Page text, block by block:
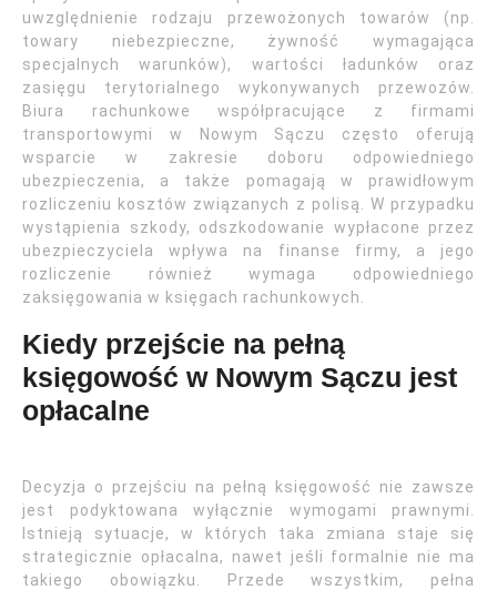
uwzględnienie rodzaju przewożonych towarów (np.
towary niebezpieczne, żywność wymagająca
specjalnych warunków), wartości ładunków oraz
zasięgu terytorialnego wykonywanych przewozów.
Biura rachunkowe współpracujące z firmami
transportowymi w Nowym Sączu często oferują
wsparcie w zakresie doboru odpowiedniego
ubezpieczenia, a także pomagają w prawidłowym
rozliczeniu kosztów związanych z polisą. W przypadku
wystąpienia szkody, odszkodowanie wypłacone przez
ubezpieczyciela wpływa na finanse firmy, a jego
rozliczenie również wymaga odpowiedniego
zaksięgowania w księgach rachunkowych.
Kiedy przejście na pełną
księgowość w Nowym Sączu jest
opłacalne
Decyzja o przejściu na pełną księgowość nie zawsze
jest podyktowana wyłącznie wymogami prawnymi.
Istnieją sytuacje, w których taka zmiana staje się
strategicznie opłacalna, nawet jeśli formalnie nie ma
takiego obowiązku. Przede wszystkim, pełna